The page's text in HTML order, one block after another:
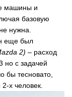
машины и
базовую
нужна.
еще был
2) – расход
но с задачей
бы тесновато,
2-х человек.